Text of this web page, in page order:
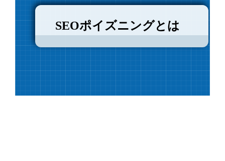
SEOポイズニングとは